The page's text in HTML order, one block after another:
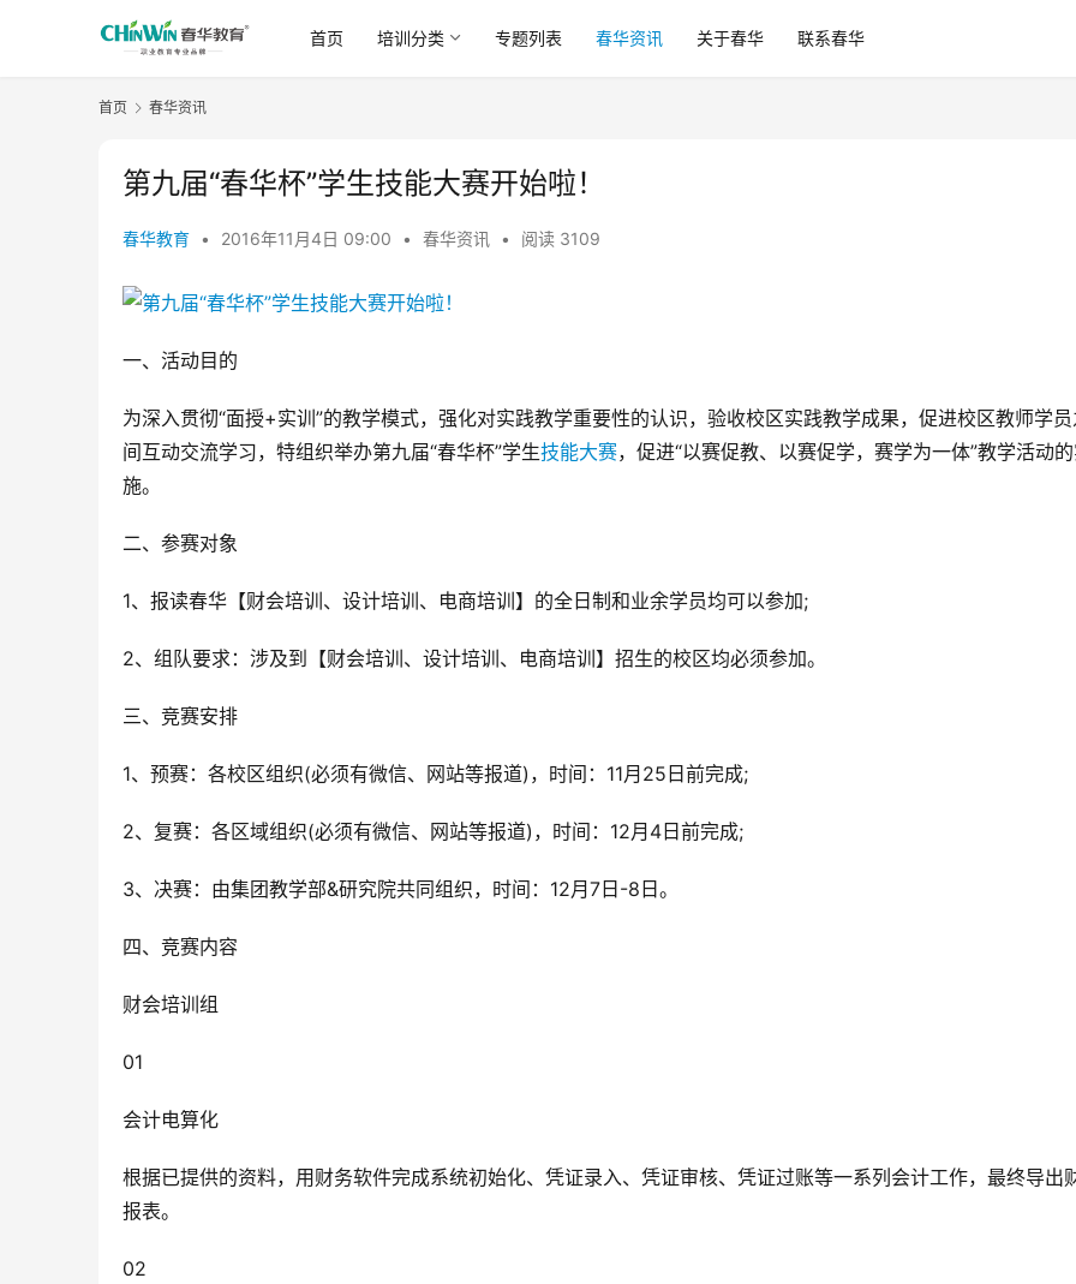
首页 培训分类 专题列表 春华资讯 关于春华 联系春华
首页 春华资讯
第九届“春华杯”学生技能大赛开始啦！
春华教育 • 2016年11月4日 09:00 • 春华资讯 • 阅读 3109
一、活动目的
为深入贯彻“面授+实训”的教学模式，强化对实践教学重要性的认识，验收校区实践教学成果，促进校区教师学
间互动交流学习，特组织举办第九届“春华杯”学生技能大赛，促进“以赛促教、以赛促学，赛学为一体”教学活动
施。
二、参赛对象
1、报读春华【财会培训、设计培训、电商培训】的全日制和业余学员均可以参加;
2、组队要求：涉及到【财会培训、设计培训、电商培训】招生的校区均必须参加。
三、竞赛安排
1、预赛：各校区组织(必须有微信、网站等报道)，时间：11月25日前完成;
2、复赛：各区域组织(必须有微信、网站等报道)，时间：12月4日前完成;
3、决赛：由集团教学部&研究院共同组织，时间：12月7日-8日。
四、竞赛内容
财会培训组
01
会计电算化
根据已提供的资料，用财务软件完成系统初始化、凭证录入、凭证审核、凭证过账等一系列会计工作，最终导出
报表。
02